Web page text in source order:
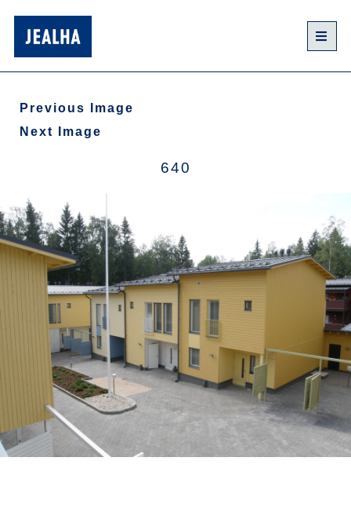
Previous Image
Next Image
640